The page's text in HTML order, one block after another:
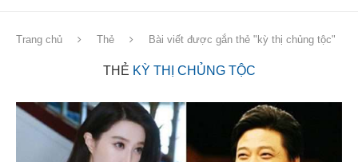
Trang chủ Thẻ Bài viết được gắn thẻ "kỳ thị chủng tộc"
THẺ KỲ THỊ CHỦNG TỘC